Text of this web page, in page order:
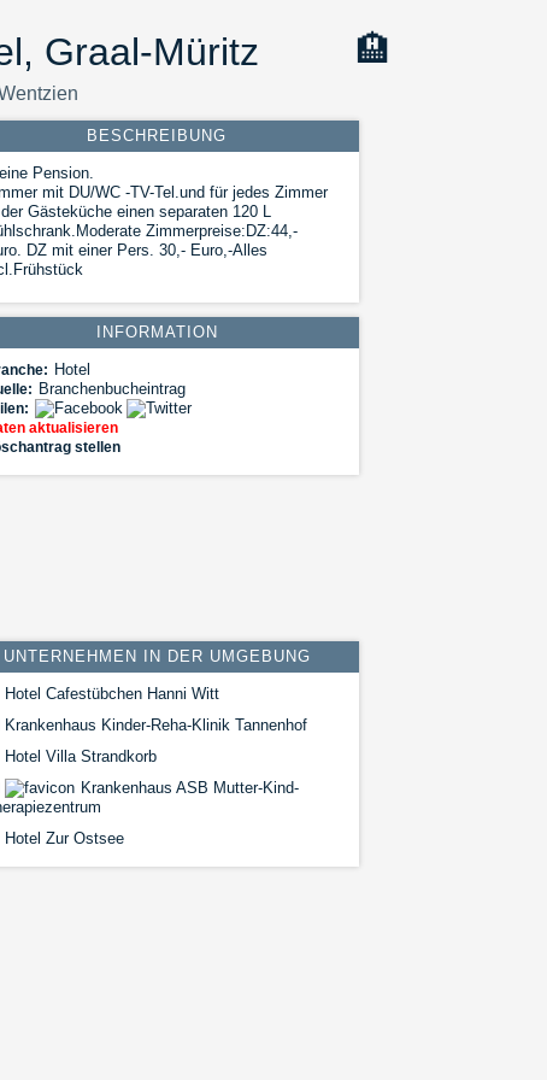
Graal-Müritz 🏨
BESCHREIBUNG
Pension.
mit DU/WC -TV-Tel.und für jedes Zimmer
Gästeküche einen separaten 120 L
Zimmerpreise:DZ:44,-
DZ mit einer Pers. 30,- Euro,-Alles
INFORMATION
Hotel
Branchenbucheintrag
aktualisieren
stellen
UNTERNEHMEN IN DER UMGEBUNG
Hotel Cafestübchen Hanni Witt
Krankenhaus Kinder-Reha-Klinik Tannenhof
Hotel Villa Strandkorb
Krankenhaus ASB Mutter-Kind-
Hotel Zur Ostsee